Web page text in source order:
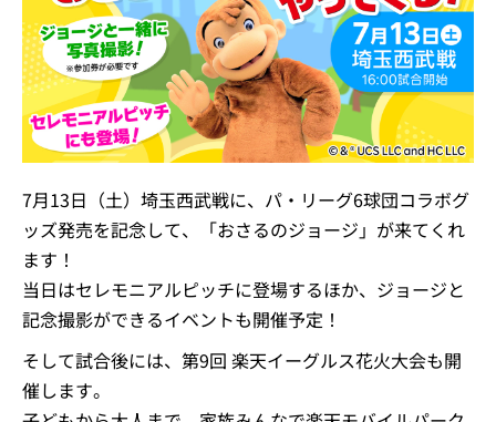
7月13日（土）埼玉西武戦に、パ・リーグ6球団コラボグ
ッズ発売を記念して、「おさるのジョージ」が来てくれ
ます！
当日はセレモニアルピッチに登場するほか、ジョージと
記念撮影ができるイベントも開催予定！
そして試合後には、第9回 楽天イーグルス花火大会も開
催します。